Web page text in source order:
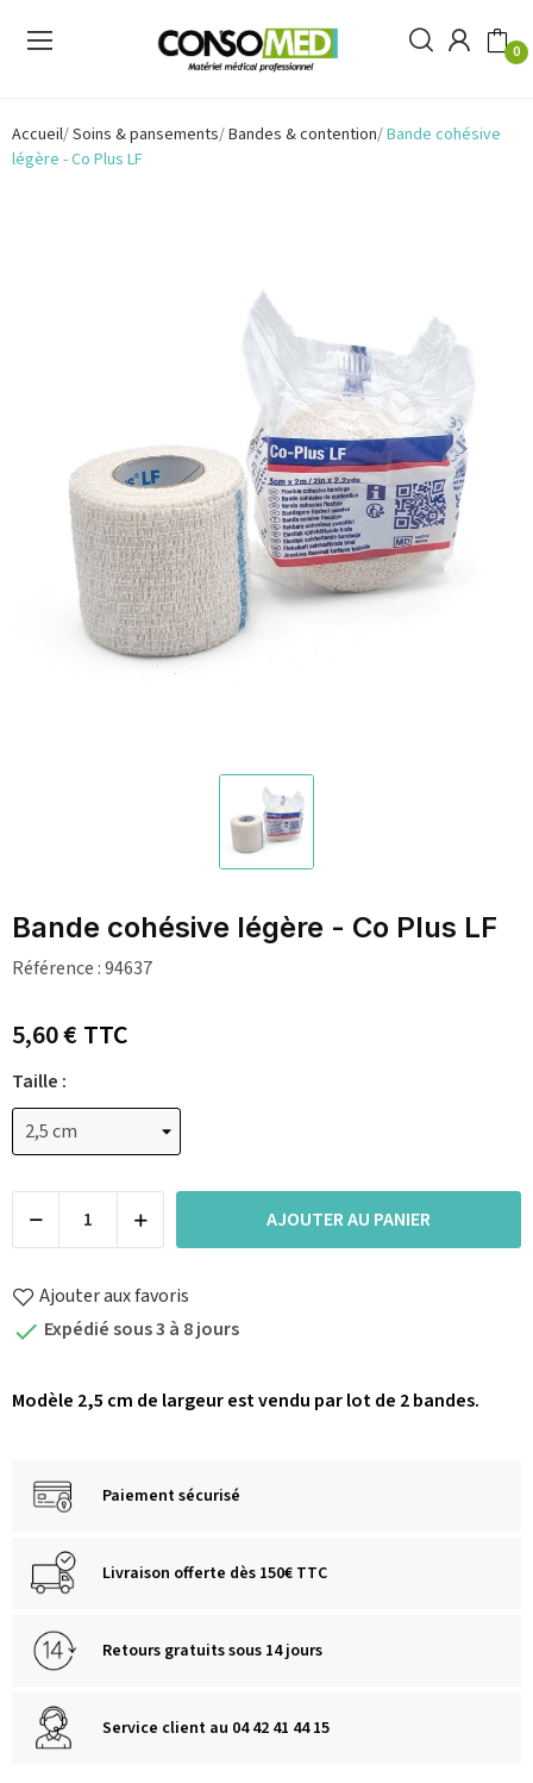
0
Accueil Soins & pansements Bandes & contention Bande cohésive
légère - Co Plus LF
Bande cohésive légère - Co Plus LF
Référence :94637
5,60 €TTC
Taille :
AJOUTER AU PANIER
Ajouter aux favoris
 Expédié sous 3 à 8 jours
Modèle 2,5 cm de largeur est vendu par lot de 2 bandes.
Paiement sécurisé
Livraison offerte dès 150€ TTC
Retours gratuits sous 14 jours
Service client au 04 42 41 44 15